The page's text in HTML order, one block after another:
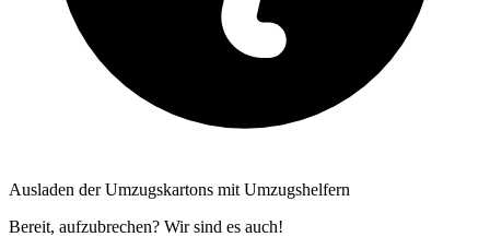
Ausladen der Umzugskartons mit Umzugshelfern
Bereit, aufzubrechen? Wir sind es auch!